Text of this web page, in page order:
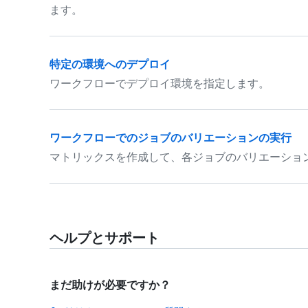
ます。
特定の環境へのデプロイ
ワークフローでデプロイ環境を指定します。
ワークフローでのジョブのバリエーションの実行
マトリックスを作成して、各ジョブのバリエーショ
ヘルプとサポート
まだ助けが必要ですか？